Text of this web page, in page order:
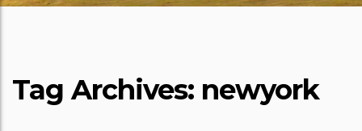
Tag Archives: newyork